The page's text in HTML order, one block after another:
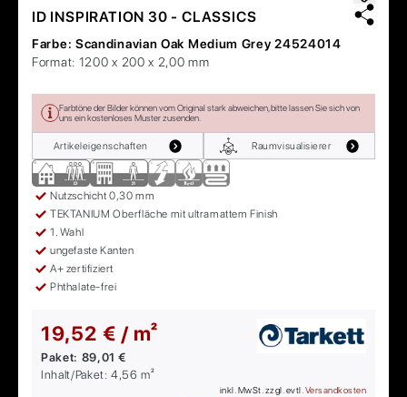
ID INSPIRATION 30 - CLASSICS
Farbe: Scandinavian Oak Medium Grey 24524014
Format: 1200 x 200 x 2,00 mm
Farbtöne der Bilder können vom Original stark abweichen, bitte lassen Sie sich von
uns ein kostenloses Muster zusenden.
Artikeleigenschaften Raumvisualisierer
Nutzschicht 0,30 mm
TEKTANIUM Oberfläche mit ultramattem Finish
1. Wahl
ungefaste Kanten
A+ zertifiziert
Phthalate-frei
19,52 € / m²
Paket: 89,01 €
Inhalt/Paket:4,56 m²
inkl. MwSt. zzgl. evtl. Versandkosten